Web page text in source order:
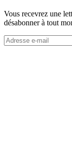
Vous recevrez une
désabonner à tout